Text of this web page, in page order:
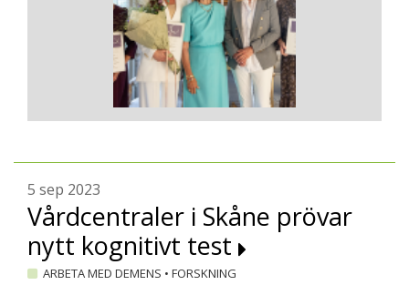
5 sep 2023
Vårdcentraler i Skåne prövar
nytt kognitivt test
ARBETA MED DEMENS • FORSKNING